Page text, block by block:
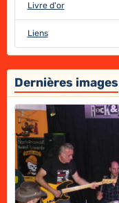
Livre d'or
Liens
Dernières images